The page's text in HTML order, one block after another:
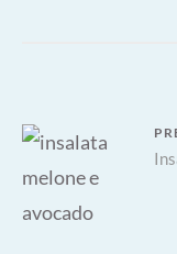
Navigazione
articoli